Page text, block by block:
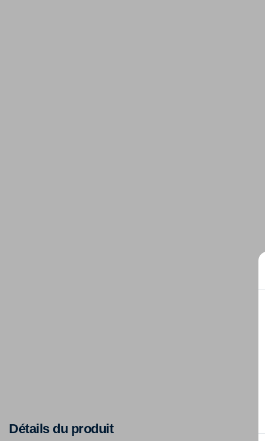
Détails du produit